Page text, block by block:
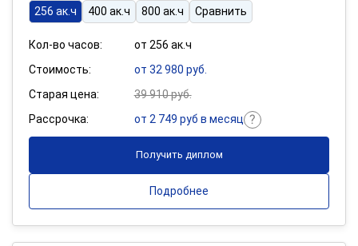
256 ак.ч 400 ак.ч 800 ак.ч Сравнить
Кол-во часов:
от 256 ак.ч
Стоимость:
от 32 980 руб.
Старая цена:
39 910 руб.
Рассрочка:
от 2 749 руб в месяц
Получить диплом
Подробнее